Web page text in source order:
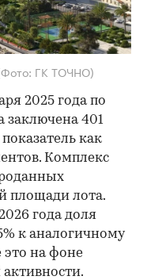
ГК ТОЧНО)
2025 года по
заключена 401
как
Комплекс
площади лота.
года доля
к аналогичному
это на фоне